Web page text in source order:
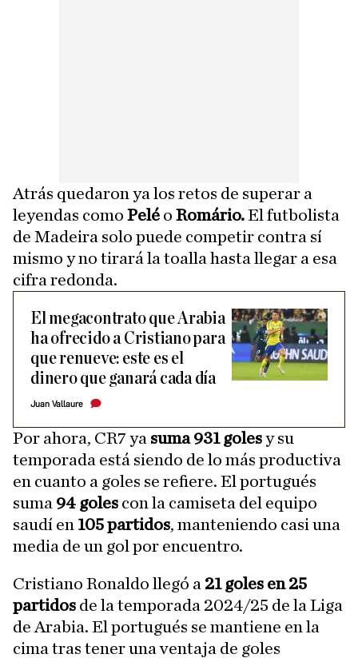
Atrás quedaron ya los retos de superar a
leyendas como Pelé o Romário.El futbolista
de Madeira solo puede competir contra sí
mismo y no tirará la toalla hasta llegar a esa
cifra redonda.
El megacontrato que Arabia
ha ofrecido a Cristiano para
que renueve: este es el
dinero que ganará cada día
Juan Vallaure
Por ahora, CR7 ya suma 931 golesy su
temporada está siendo de lo más productiva
en cuanto a goles se refiere. El portugués
suma 94 goles con la camiseta del equipo
saudí en 105 partidos, manteniendo casi una
media de un gol por encuentro.
Cristiano Ronaldo llegó a 21 goles en 25
partidos de la temporada 2024/25 de la Liga
de Arabia. El portugués se mantiene en la
cima tras tener una ventaja de goles